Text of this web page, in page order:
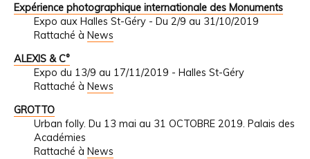
Expérience photographique internationale des Monuments
Expo aux Halles St-Géry - Du 2/9 au 31/10/2019
Rattaché à News
ALEXIS & C°
Expo du 13/9 au 17/11/2019 - Halles St-Géry
Rattaché à News
GROTTO
Urban folly. Du 13 mai au 31 OCTOBRE 2019. Palais des
Académies
Rattaché à News